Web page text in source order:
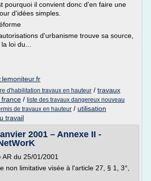
pourquoi il convient donc d'en faire une
d'idées simples.
d'urbanisme trouve sa source,
loi du...
d'habilitation travaux en hauteur / travaux
/ liste des travaux dangereux nouveau
de travaux en hauteur / utilisation
travail
2001 – Annexe II -
du 25/01/2001
non limitative visée à l'article 27, § 1, 3°,